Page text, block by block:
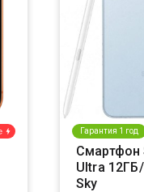
Гарантия 1 год
Смартфон
Ultra
Sky